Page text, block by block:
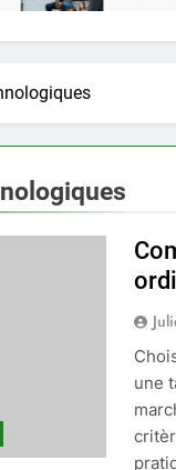
une